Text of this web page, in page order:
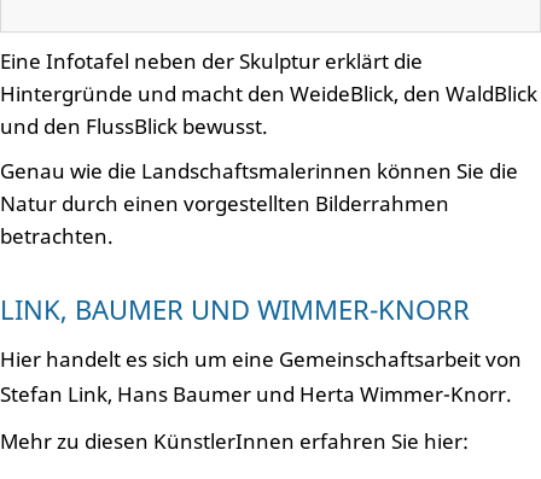
Eine Infotafel neben der Skulptur erklärt die
Hintergründe und macht den WeideBlick, den WaldBlick
und den FlussBlick bewusst.
Genau wie die Landschaftsmalerinnen können Sie die
Natur durch einen vorgestellten Bilderrahmen
betrachten.
LINK, BAUMER UND WIMMER-KNORR
Hier handelt es sich um eine Gemeinschaftsarbeit von
Stefan Link, Hans Baumer und Herta Wimmer-Knorr.
Mehr zu diesen KünstlerInnen erfahren Sie hier: